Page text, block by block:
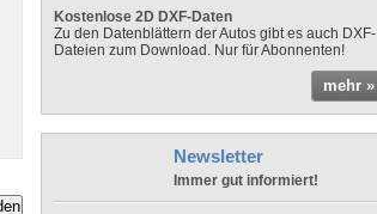
Kostenlose 2D DXF-Daten
Zu den Datenblättern der Autos gibt es auch DXF-
Dateien zum Download. Nur für Abonnenten!
mehr »
Newsletter
Immer gut informiert!